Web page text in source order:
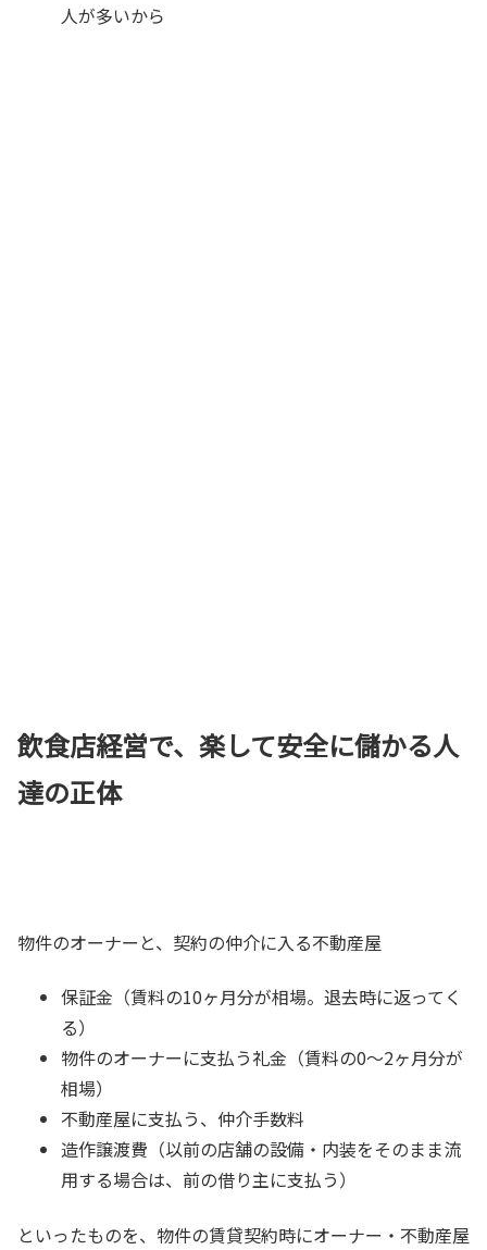
人が多いから
飲食店経営で、楽して安全に儲かる人
達の正体
物件のオーナーと、契約の仲介に入る不動産屋
保証金（賃料の10ヶ月分が相場。退去時に返ってく
る）
物件のオーナーに支払う礼金（賃料の0～2ヶ月分が
相場）
不動産屋に支払う、仲介手数料
造作譲渡費（以前の店舗の設備・内装をそのまま流
用する場合は、前の借り主に支払う）
といったものを、物件の賃貸契約時にオーナー・不動産屋